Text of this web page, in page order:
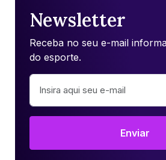
Newsletter
Receba no seu e-mail
do esporte.
Enviar